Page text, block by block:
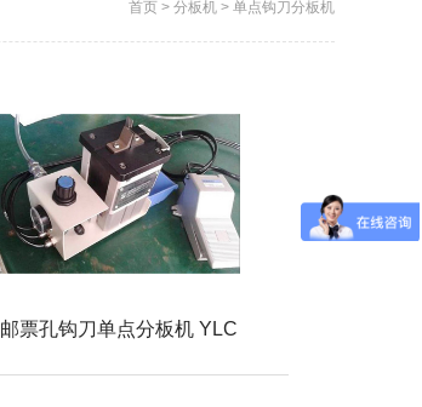
首页 > 分板机 > 单点钩刀分板机
邮票孔钩刀单点分板机 YLC